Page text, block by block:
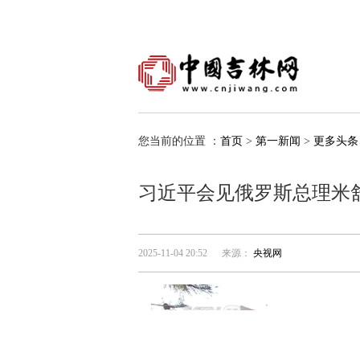
您当前的位置 ： 首页 > 第一新闻 > 更多头条
习近平会见俄罗斯总理米
2025-11-04 20:52 来源： 央视网